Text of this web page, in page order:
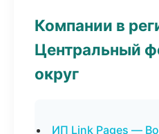
Компании в
Центральный
округ
ИП Link Pages —